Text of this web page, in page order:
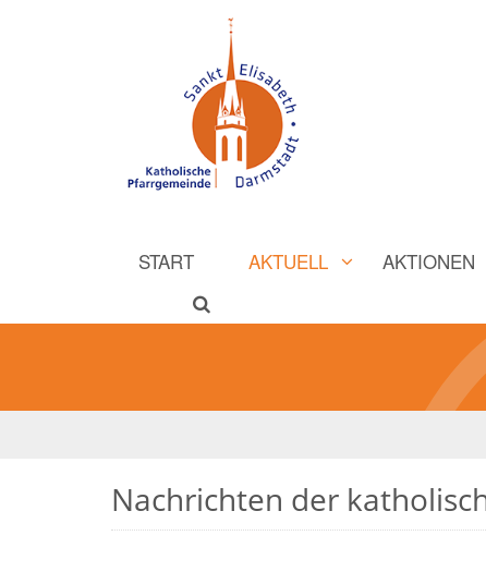
START AKTUELL AKTIONEN
Nachrichten der